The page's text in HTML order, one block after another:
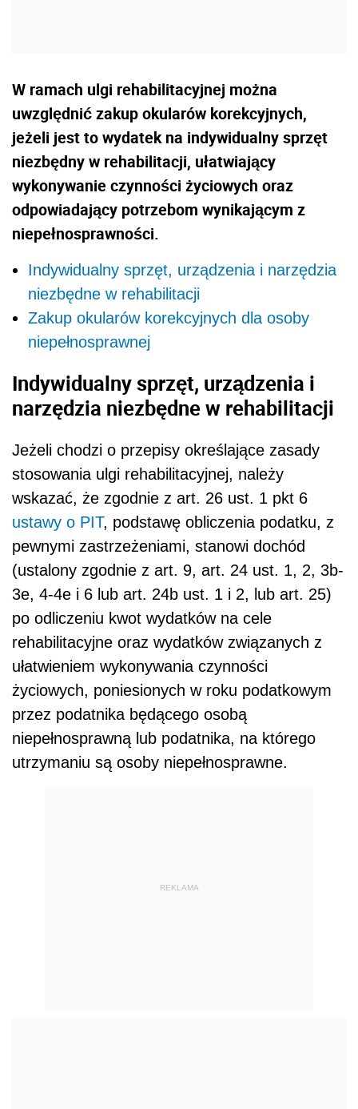
W ramach ulgi rehabilitacyjnej można
uwzględnić zakup okularów korekcyjnych,
jeżeli jest to wydatek na indywidualny sprzęt
niezbędny w rehabilitacji, ułatwiający
wykonywanie czynności życiowych oraz
odpowiadający potrzebom wynikającym z
niepełnosprawności.
Indywidualny sprzęt, urządzenia i narzędzia
niezbędne w rehabilitacji
Zakup okularów korekcyjnych dla osoby
niepełnosprawnej
Indywidualny sprzęt, urządzenia i
narzędzia niezbędne w rehabilitacji
Jeżeli chodzi o przepisy określające zasady
stosowania ulgi rehabilitacyjnej, należy
wskazać, że zgodnie z art. 26 ust. 1 pkt 6
ustawy o PIT, podstawę obliczenia podatku, z
pewnymi zastrzeżeniami, stanowi dochód
(ustalony zgodnie z art. 9, art. 24 ust. 1, 2, 3b-
3e, 4-4e i 6 lub art. 24b ust. 1 i 2, lub art. 25)
po odliczeniu kwot wydatków na cele
rehabilitacyjne oraz wydatków związanych z
ułatwieniem wykonywania czynności
życiowych, poniesionych w roku podatkowym
przez podatnika będącego osobą
niepełnosprawną lub podatnika, na którego
utrzymaniu są osoby niepełnosprawne.
REKLAMA